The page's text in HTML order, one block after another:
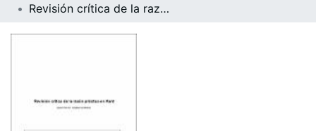
Revisión crítica de la razón práctica en Kant